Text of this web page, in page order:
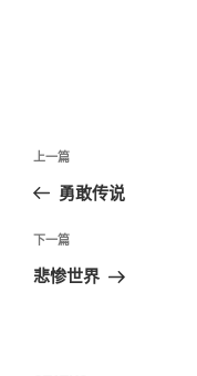
文
导
航
上
一
文
章
上一篇
勇敢传说
下
一
下一篇
悲惨世界